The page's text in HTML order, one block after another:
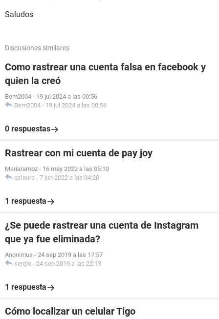
Saludos
Discusiones similares
Como rastrear una cuenta falsa en facebook y
quien la creó
Bem2004 - 19 jul 2024 a las 00:56
Bem2004 - 19 jul 2024 a las 00:56
0 respuestas
Rastrear con mi cuenta de pay joy
Mariaramoz - 16 may 2022 a las 05:10
gslaura - 7 jun 2022 a las 04:20
1 respuesta
¿Se puede rastrear una cuenta de Instagram
que ya fue eliminada?
Anonimus - 24 sep 2019 a las 17:57
sergio - 24 sep 2019 a las 22:13
1 respuesta
Cómo localizar un celular Tigo